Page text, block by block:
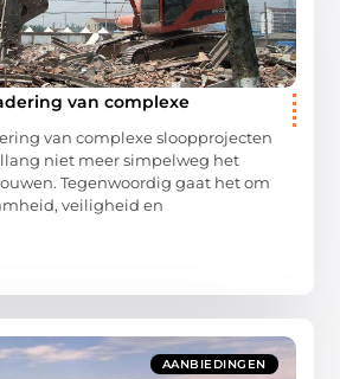
van complexe
van complexe sloopprojecten
niet meer simpelweg het
Tegenwoordig gaat het om
veiligheid en
AANBIEDINGEN